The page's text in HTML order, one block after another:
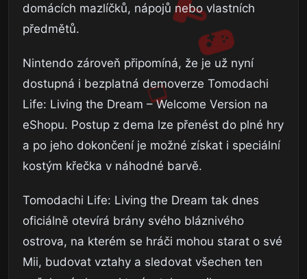
domácích mazlíčků, nápojů nebo vlastních
předmětů.
Nintendo zároveň připomíná, že je už nyní
dostupná i bezplatná demoverze Tomodachi
Life: Living the Dream – Welcome Version na
eShopu. Postup z dema lze přenést do plné hry
a po jeho dokončení je možné získat i speciální
kostým křečka v náhodné barvě.
Tomodachi Life: Living the Dream tak dnes
oficiálně otevírá brány svého bláznivého
ostrova, na kterém se hráči mohou starat o své
Mii, budovat vztahy a sledovat všechen ten